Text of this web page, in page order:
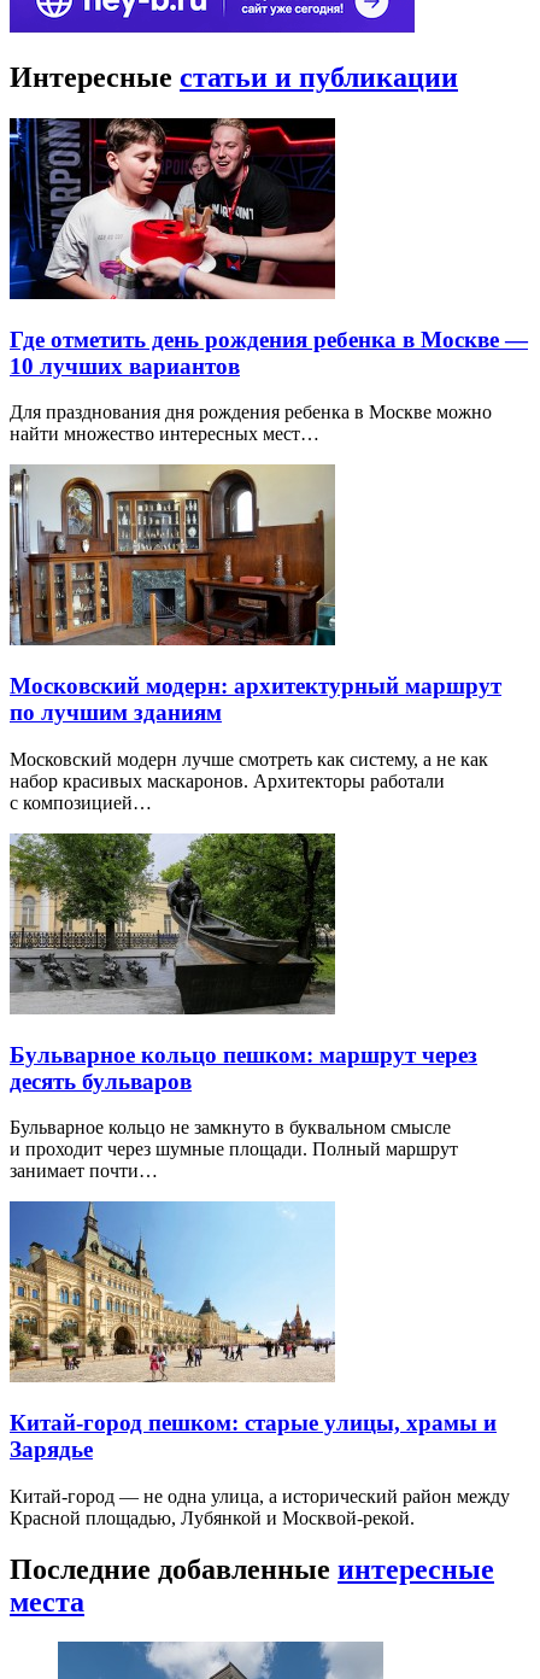
Интересные статьи и публикации
Где отметить день рождения ребенка в Москве —
10 лучших вариантов
Для празднования дня рождения ребенка в Москве можно
найти множество интересных мест…
Московский модерн: архитектурный маршрут
по лучшим зданиям
Московский модерн лучше смотреть как систему, а не как
набор красивых маскаронов. Архитекторы работали
с композицией…
Бульварное кольцо пешком: маршрут через
десять бульваров
Бульварное кольцо не замкнуто в буквальном смысле
и проходит через шумные площади. Полный маршрут
занимает почти…
Китай-город пешком: старые улицы, храмы и
Зарядье
Китай-город — не одна улица, а исторический район между
Красной площадью, Лубянкой и Москвой-рекой.
Последние добавленные интересные
места